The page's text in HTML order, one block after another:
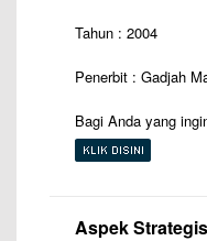
Tahun : 2004
Penerbit : Gadjah
Bagi Anda yang
Aspek